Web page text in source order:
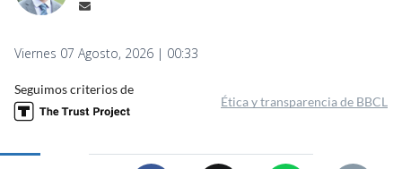
Viernes 07 Agosto, 2026 | 00:33
Seguimos criterios de
Ética y transparencia de BBCL